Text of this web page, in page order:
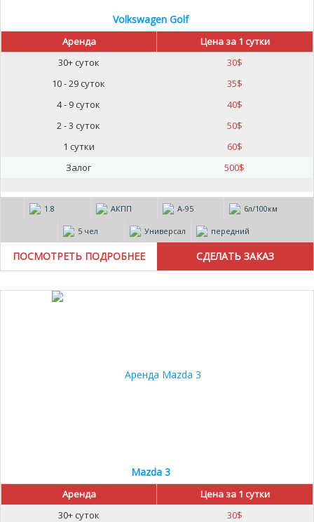
Volkswagen Golf
Аренда
Цена за 1 сутки
30+ суток
30$
10 - 29 суток
35$
4 - 9 суток
40$
2 - 3 суток
50$
1 сутки
60$
Залог
500$
1.8 АКПП А-95 6л/100км
5 чел Универсал передний
ПОСМОТРЕТЬ ПОДРОБНЕЕ
Mazda 3
Аренда
Цена за 1 сутки
30+ суток
30$